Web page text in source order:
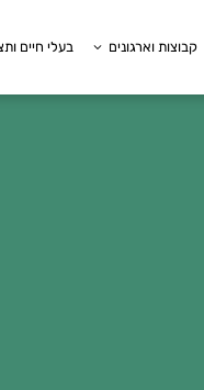
קבוצות וארגונים בעלי חיים